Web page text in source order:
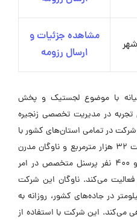
مشاهده جزئیات و
ارسال رزومه
با موضوع لجستیک و پخش
کالا و با بیش از 6 سال تجربه در مدیریت تخصصی زنجیره
شرکت در تمامی استان‌های کشور با
بهره‌گیری از 26 مرکز انبار با مساحت 32 هزار مترمربع و ناوگان مدرن
خودروهای سنگین و نیمه‌سنگین و 400 نفر پرسنل متخصص در امر
می‌کند. ناوگان این شرکت
6 میلیون کیلومتر در جاده‌های کشور، روزانه به
می‌کند. این شرکت با استفاده از